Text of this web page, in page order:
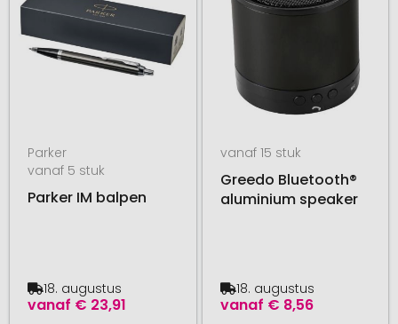
Parker
vanaf 5 stuk
Parker IM balpen
vanaf € 23,91
18. augustus
vanaf 15 stuk
Greedo Bluetooth®
aluminium speaker
vanaf € 8,56
18. augustus